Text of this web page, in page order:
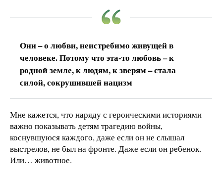
Они – о любви, неистребимо живущей в
человеке. Потому что эта-то любовь – к
родной земле, к людям, к зверям – стала
силой, сокрушившей нацизм
Мне кажется, что наряду с героическими историями
важно показывать детям трагедию войны,
коснувшуюся каждого, даже если он не слышал
выстрелов, не был на фронте. Даже если он ребенок.
Или… животное.